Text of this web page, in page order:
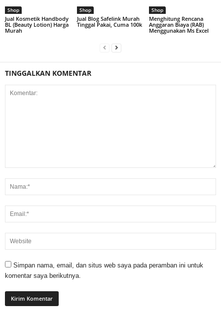
Shop
Jual Kosmetik Handbody
BL (Beauty Lotion) Harga
Murah
Shop
Jual Blog Safelink Murah
Tinggal Pakai, Cuma 100k
Shop
Menghitung Rencana
Anggaran Biaya (RAB)
Menggunakan Ms Excel
TINGGALKAN KOMENTAR
Simpan nama, email, dan situs web saya pada peramban ini untuk
komentar saya berikutnya.